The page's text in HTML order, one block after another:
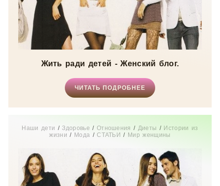
Жить ради детей - Женский блог.
ЧИТАТЬ ПОДРОБНЕЕ
Наши дети /Здоровье / Отношения / Диеты / Истории из
жизни / Мода /СТАТЬИ / Мир женщины